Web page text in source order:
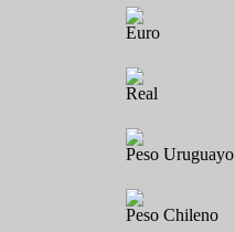
Euro
Real
Peso Uruguayo
Peso Chileno